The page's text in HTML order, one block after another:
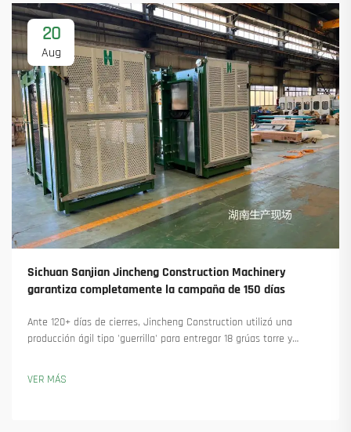
20
Aug
Sichuan Sanjian Jincheng Construction Machinery
garantiza completamente la campaña de 150 días
Ante 120+ días de cierres, Jincheng Construction utilizó una
producción ágil tipo 'guerrilla' para entregar 18 grúas torre y
la producción en marcha. Obtenga más información.
VER MÁS